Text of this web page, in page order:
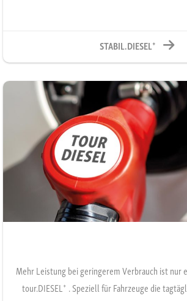
STABIL.DIESEL+
Mehr Leistung bei geringerem Verbrauch ist nur
tour.DIESEL+ . Speziell für Fahrzeuge die